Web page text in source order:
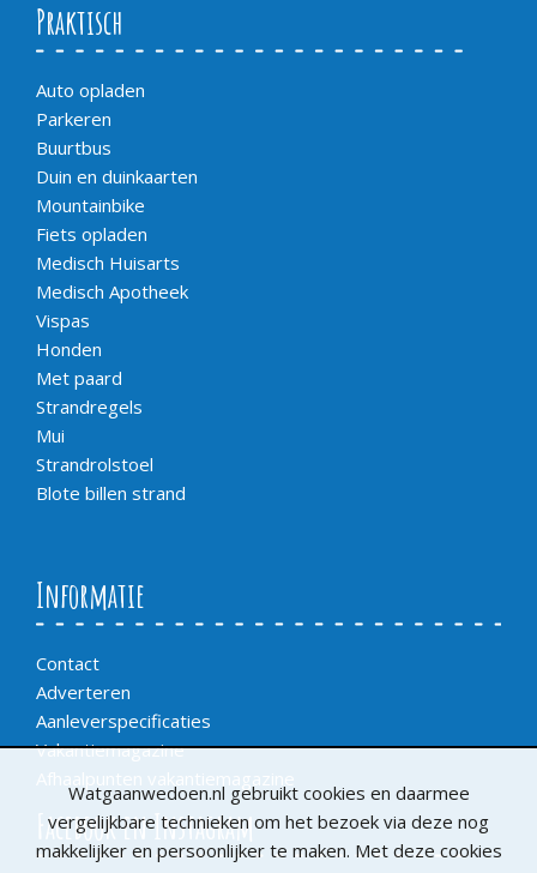
Praktisch
Auto opladen
Parkeren
Buurtbus
Duin en duinkaarten
Mountainbike
Fiets opladen
Medisch Huisarts
Medisch Apotheek
Vispas
Honden
Met paard
Strandregels
Mui
Strandrolstoel
Blote billen strand
Informatie
Contact
Adverteren
Aanleverspecificaties
Vakantiemagazine
Afhaalpunten vakantiemagazine
Facebook en Instagram
Watgaanwedoen.nl gebruikt cookies en daarmee
vergelijkbare technieken om het bezoek via deze nog
makkelijker en persoonlijker te maken. Met deze cookies